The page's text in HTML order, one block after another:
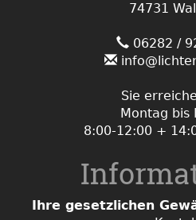
74731
06282 /
Sie
Montag bis
8:00-12:00 +
Ihre gesetzlichen